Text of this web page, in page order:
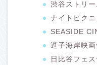
渋谷ストリ
ナイトピク
SEASIDE
逗子海岸映
日比谷フェ